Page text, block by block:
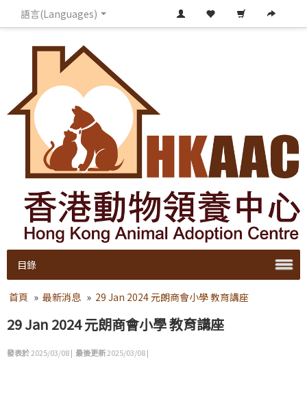
語言(Languages)
目錄
首頁 » 最新消息 » 29 Jan 2024 元朗商會小學 教育講座
29 Jan 2024 元朗商會小學 教育講座
發表於2025/03/08 | 最後更新2025/03/08 |